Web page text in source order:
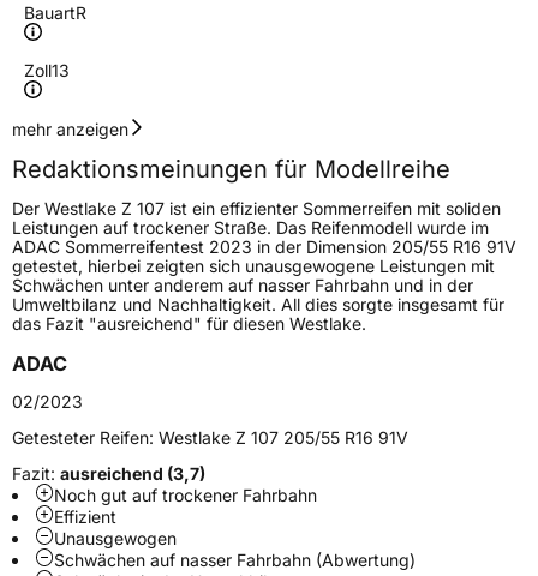
BauartR
Zoll13
Geschwindigkeitsindex
Höchstgeschwindigkeit
190 km/h
Lastindex86
Höchstlast530 kg
Generelle Merkmale
Fahrzeugtyp
Verwendung
ModellnameZ 107
FahrzeugartPKW & SUV
Weitere Eigenschaften
mehr anzeigen
Redaktionsmeinungen für Modellreihe
Der Westlake Z 107 ist ein effizienter Sommerreifen mit soliden
Leistungen auf trockener Straße. Das Reifenmodell wurde im
ADAC Sommerreifentest 2023 in der Dimension 205/55 R16 91V
getestet, hierbei zeigten sich unausgewogene Leistungen mit
Schwächen unter anderem auf nasser Fahrbahn und in der
Umweltbilanz und Nachhaltigkeit. All dies sorgte insgesamt für
das Fazit "ausreichend" für diesen Westlake.
ADAC
02/2023
Getesteter Reifen: Westlake Z 107 205/55 R16 91V
Fazit: ausreichend (3,7)
Noch gut auf trockener Fahrbahn
Effizient
Unausgewogen
Schwächen auf nasser Fahrbahn (Abwertung)